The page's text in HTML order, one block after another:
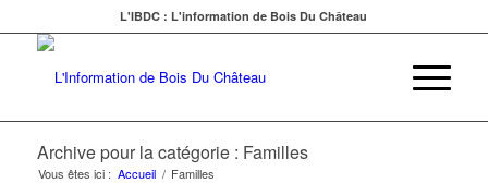
L'IBDC : L'information de Bois Du Château
Archive pour la catégorie : Familles
Vous êtes ici : Accueil / Familles